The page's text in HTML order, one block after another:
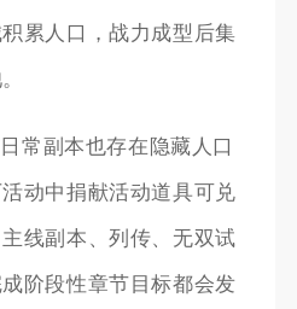
累人口，战力成型后集
常副本也存在隐藏人口
动中捐献活动道具可兑
线副本、列传、无双试
阶段性章节目标都会发